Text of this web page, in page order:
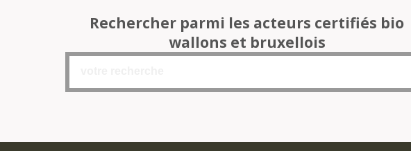
Rechercher parmi les acteurs certifiés bio
wallons et bruxellois